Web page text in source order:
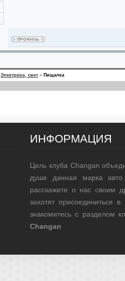
Электрика, свет » Пищалка
ИНФОРМАЦИЯ
Цель клуба Changan
душе данная марка
расскажите о нас своим
захотят присоединиться
знакомитесь с разделом
Changan